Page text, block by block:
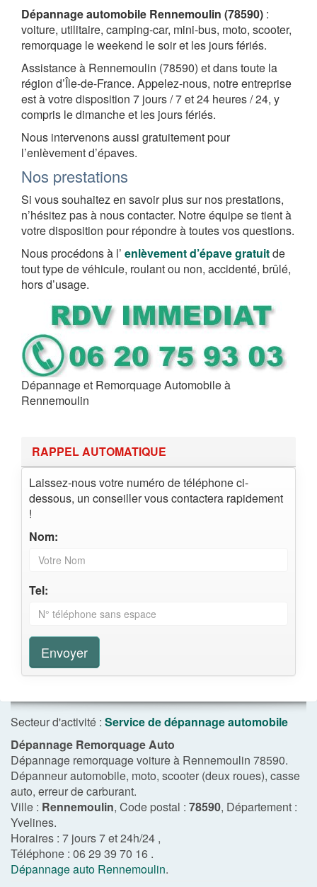
Dépannage automobile Rennemoulin (78590) :
voiture, utilitaire, camping-car, mini-bus, moto, scooter,
remorquage le weekend le soir et les jours fériés.
Assistance à Rennemoulin (78590) et dans toute la
région d’Île-de-France. Appelez-nous, notre entreprise
est à votre disposition 7 jours / 7 et 24 heures / 24, y
compris le dimanche et les jours fériés.
Nous intervenons aussi gratuitement pour
l’enlèvement d’épaves.
Nos prestations
Si vous souhaitez en savoir plus sur nos prestations,
n’hésitez pas à nous contacter. Notre équipe se tient à
votre disposition pour répondre à toutes vos questions.
Nous procédons à l’ enlèvement d’épave gratuitde
tout type de véhicule, roulant ou non, accidenté, brûlé,
hors d’usage.
Dépannage et Remorquage Automobile à
Rennemoulin
RAPPEL AUTOMATIQUE
Laissez-nous votre numéro de téléphone ci-
dessous, un conseiller vous contactera rapidement
!
Nom:
Tel:
Envoyer
Secteur d'activité : Service de dépannage automobile
Dépannage Remorquage Auto
Dépannage remorquage voiture à Rennemoulin 78590.
Dépanneur automobile, moto, scooter (deux roues), casse
auto, erreur de carburant.
Ville : Rennemoulin, Code postal : 78590, Département :
Yvelines.
Horaires : 7 jours 7 et 24h/24 ,
Téléphone : 06 29 39 70 16 .
Dépannage auto Rennemoulin.